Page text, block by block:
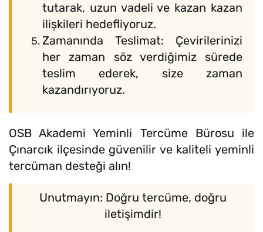
tutarak, uzun vadeli ve kazan kazan
ilişkileri hedefliyoruz.
Zamanında Teslimat: Çevirilerinizi
her zaman söz verdiğimiz sürede
teslim ederek, size zaman
kazandırıyoruz.
OSB Akademi Yeminli Tercüme Bürosu ile
Çınarcık ilçesinde güvenilir ve kaliteli yeminli
tercüman desteği alın!
Unutmayın: Doğru tercüme, doğru
iletişimdir!